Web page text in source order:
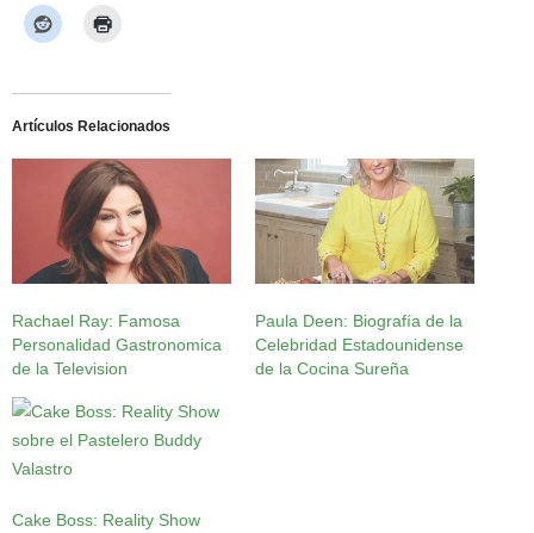
Artículos Relacionados
Rachael Ray: Famosa
Personalidad Gastronomica
de la Television
Paula Deen: Biografía de la
Celebridad Estadounidense
de la Cocina Sureña
Cake Boss: Reality Show